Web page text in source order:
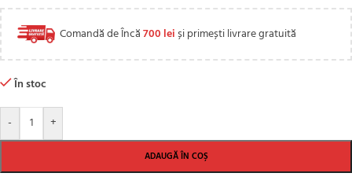
Comandă de Încă700 leiși primești livrare gratuită
În stoc
- +
ADAUGĂ ÎN COȘ